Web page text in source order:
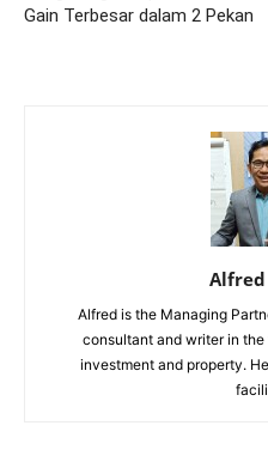
Gain Terbesar dalam 2 Pekan
Alfred
Alfred is the Managing
consultant and writer in
investment and property.